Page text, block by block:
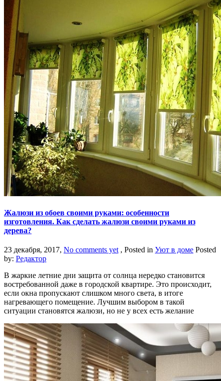
Жалюзи из обоев своими руками: особенности
изготовления. Как сделать жалюзи своими руками из
дерева?
23 декабря, 2017, No comments yet, Posted in Уют в доме Posted
by: Редактор
В жаркие летние дни защита от солнца нередко становится
востребованной даже в городской квартире. Это происходит,
если окна пропускают слишком много света, в итоге
нагревающего помещение. Лучшим выбором в такой
ситуации становятся жалюзи, но не у всех есть желание